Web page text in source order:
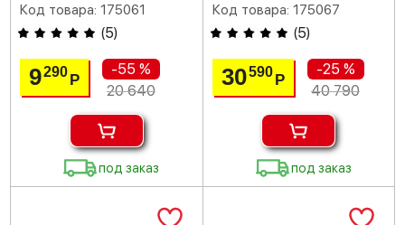
Код товара: 175061
(5)
9290Р
-55 %
20 640
под заказ
Код товара: 175067
(5)
30590 Р
-25 %
40 790
под заказ